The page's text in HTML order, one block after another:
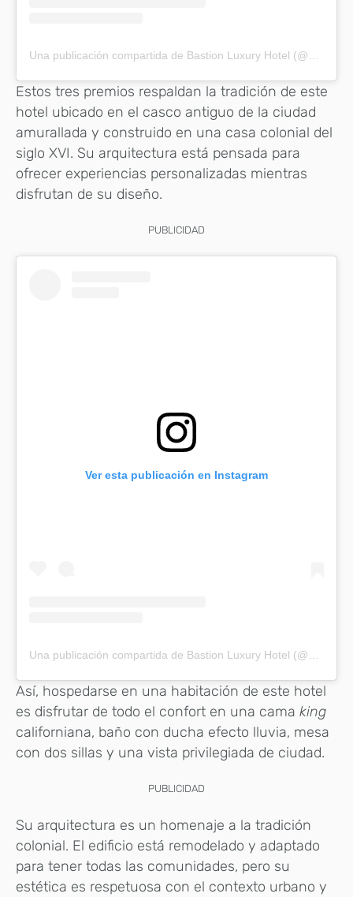
Estos tres premios respaldan la tradición de este
hotel ubicado en el casco antiguo de la ciudad
amurallada y construido en una casa colonial del
siglo XVI. Su arquitectura está pensada para
ofrecer experiencias personalizadas mientras
disfrutan de su diseño.
PUBLICIDAD
Ver esta publicación en Instagram
Así, hospedarse en una habitación de este hotel
es disfrutar de todo el confort en una cama king
californiana, baño con ducha efecto lluvia, mesa
con dos sillas y una vista privilegiada de ciudad.
PUBLICIDAD
Su arquitectura es un homenaje a la tradición
colonial. El edificio está remodelado y adaptado
para tener todas las comunidades, pero su
estética es respetuosa con el contexto urbano y